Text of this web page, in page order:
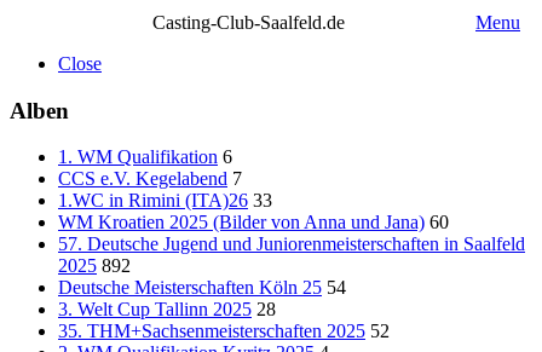
Casting-Club-Saalfeld.de
Menu
Close
Alben
1. WM Qualifikation 6
CCS e.V. Kegelabend 7
1.WC in Rimini (ITA)26 33
WM Kroatien 2025 (Bilder von Anna und Jana) 60
57. Deutsche Jugend und Juniorenmeisterschaften in Saalfeld
2025 892
Deutsche Meisterschaften Köln 25 54
3. Welt Cup Tallinn 2025 28
35. THM+Sachsenmeisterschaften 2025 52